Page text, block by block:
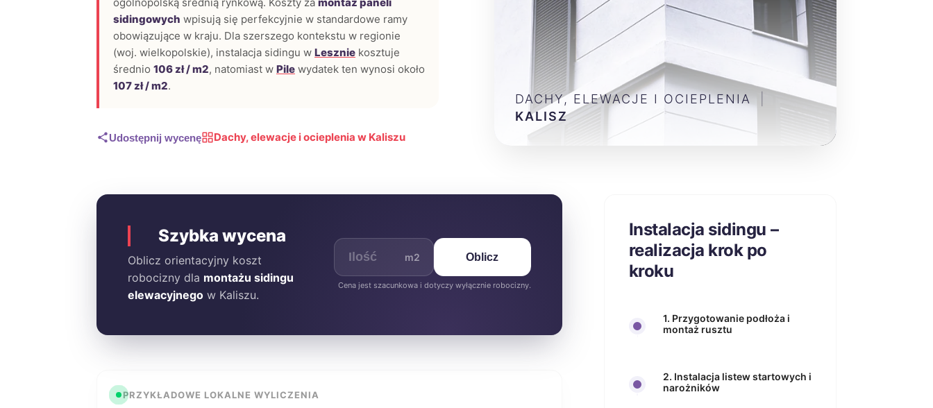
sidingowych wpisują się perfekcyjnie w standardowe ramy
obowiązujące w kraju. Dla szerszego kontekstu w regionie
(woj. wielkopolskie), instalacja sidingu w Lesznie kosztuje
średnio 106 zł / m2, natomiast w Pile wydatek ten wynosi około
107 zł / m2.
Udostępnij wycenę Dachy, elewacje i ocieplenia w Kaliszu
DACHY, ELEWACJE I OCIEPLENIA
KALISZ
Szybka wycena
Oblicz orientacyjny koszt
robocizny dla montażu sidingu
elewacyjnego w Kaliszu.
m2 Oblicz
Cena jest szacunkowa i dotyczy wyłącznie robocizny.
PRZYKŁADOWE LOKALNE WYLICZENIA
Instalacja sidingu –
realizacja krok po
kroku
1. Przygotowanie podłoża i
montaż rusztu
2. Instalacja listew startowych i
narożników